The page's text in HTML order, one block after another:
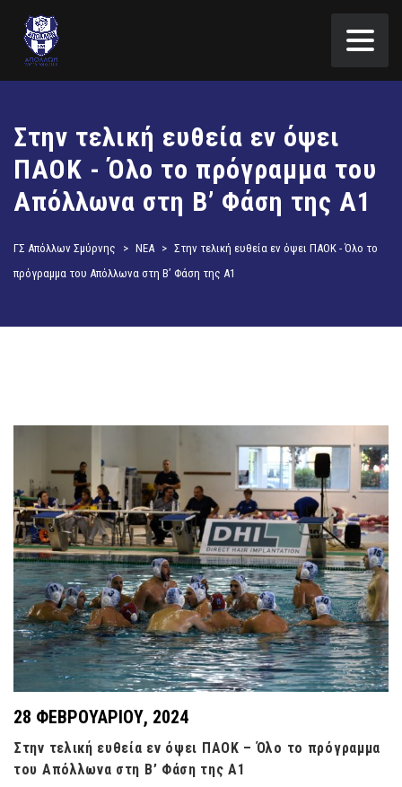
Στην τελική ευθεία εν όψει
ΠΑΟΚ - Όλο το πρόγραμμα του
Απόλλωνα στη Β’ Φάση της Α1
ΓΣ Απόλλων Σμύρνης > ΝΕΑ > Στην τελική ευθεία εν όψει ΠΑΟΚ - Όλο το
πρόγραμμα του Απόλλωνα στη Β’ Φάση της Α1
28 ΦΕΒΡΟΥΑΡΊΟΥ, 2024
Στην τελική ευθεία εν όψει ΠΑΟΚ – Όλο το πρόγραμμα
του Απόλλωνα στη Β’ Φάση της Α1